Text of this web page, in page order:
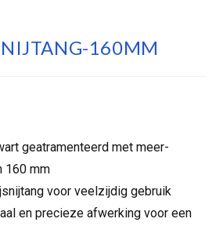
160MM
geatramenteerd met meer-
160 mm
voor veelzijdig gebruik
en precieze afwerking voor een